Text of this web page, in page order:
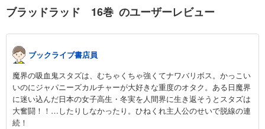
ブラッドラッド 16巻 のユーザーレビュー
ブックライブ書店員
魔界の吸血鬼スタズは、むちゃくちゃ強くてナワバリボス。かっこい
いのにジャパニーズカルチャーが大好きな重度のオタク。ある日魔界
に迷い込んだ日本の女子高生・冬実を人間界に生き返そうとスタズは
大奮闘！！…したりしなかったり。ひねくれ主人公のせいで脱線の連
続！